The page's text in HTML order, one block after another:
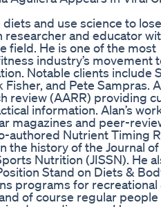
and use science to
researcher and educator
field. He is one of the most
industry’s movement
Notable clients include
and Pete Sampras.
review (AARR) providing
information. Alan’s
magazines and peer-
authored Nutrient Timing
the history of the Journal
Nutrition (JISSN). He
Stand on Diets &
programs for recreational
of course regular